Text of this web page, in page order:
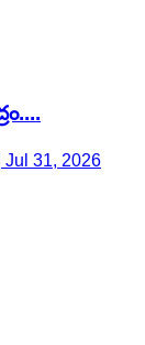
Jul 31, 2026